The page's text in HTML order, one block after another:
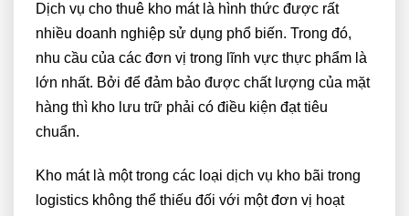
Dịch vụ cho thuê kho mát là hình thức được rất
nhiều doanh nghiệp sử dụng phổ biến. Trong đó,
nhu cầu của các đơn vị trong lĩnh vực thực phẩm là
lớn nhất. Bởi để đảm bảo được chất lượng của mặt
hàng thì kho lưu trữ phải có điều kiện đạt tiêu
chuẩn.
Kho mát là một trong các loại dịch vụ kho bãi trong
logistics không thể thiếu đối với một đơn vị hoạt